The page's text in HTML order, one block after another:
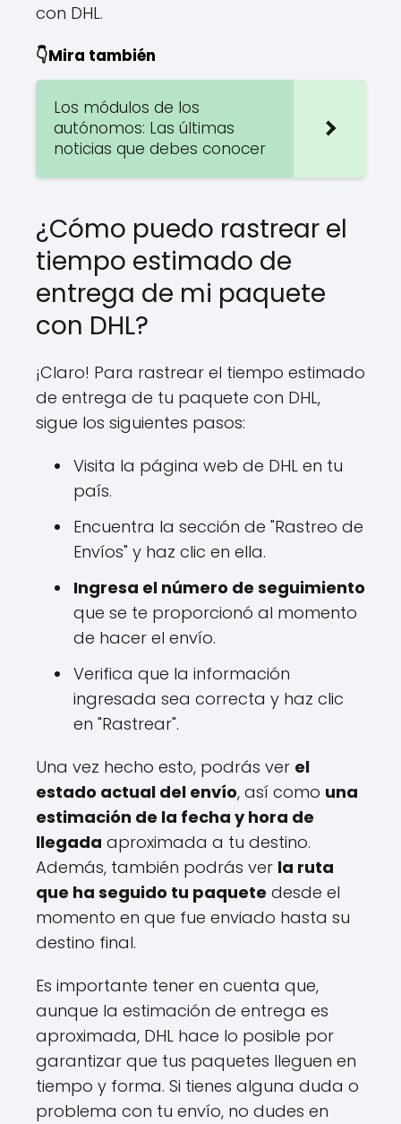
con DHL.
👇Mira también
Los módulos de los
autónomos: Las últimas
noticias que debes conocer
¿Cómo puedo rastrear el
tiempo estimado de
entrega de mi paquete
con DHL?
¡Claro! Para rastrear el tiempo estimado
de entrega de tu paquete con DHL,
sigue los siguientes pasos:
Visita la página web de DHL en tu
país.
Encuentra la sección de "Rastreo de
Envíos" y haz clic en ella.
Ingresa el número de seguimiento
que se te proporcionó al momento
de hacer el envío.
Verifica que la información
ingresada sea correcta y haz clic
en "Rastrear".
Una vez hecho esto, podrás ver el
estado actual del envío, así como una
estimación de la fecha y hora de
llegada aproximada a tu destino.
Además, también podrás ver la ruta
que ha seguido tu paquete desde el
momento en que fue enviado hasta su
destino final.
Es importante tener en cuenta que,
aunque la estimación de entrega es
aproximada, DHL hace lo posible por
garantizar que tus paquetes lleguen en
tiempo y forma. Si tienes alguna duda o
problema con tu envío, no dudes en